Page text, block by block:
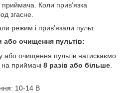
приймача. Коли прив’язка
згасне.
режим і прив’язали пульт.
очищення пультів:
або очищення пультів натискаємо
приймачі 8 разів або більше.
10-14 В